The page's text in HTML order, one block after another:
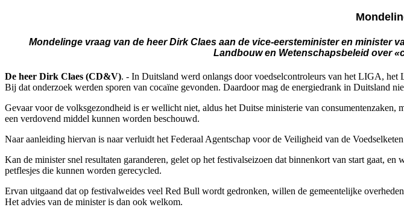
Mondelinge vraag van de heer Dirk Claes aan de vice-eersteminister en minister
Landbouw en Wetenschapsbeleid over
De heer Dirk Claes (CD&V). - In Duitsland werd onlangs door voedselcontroleurs van het LIGA,
Bij dat onderzoek werden sporen van cocaïne gevonden. Daardoor mag de energiedrank in Duitsland
Gevaar voor de volksgezondheid is er wellicht niet, aldus het Duitse ministerie van
een verdovend middel kunnen worden beschouwd.
Naar aanleiding hiervan is naar verluidt het Federaal Agentschap voor de Veiligheid van de
Kan de minister snel resultaten garanderen, gelet op het festivalseizoen dat binnenkort van start gaat,
petflesjes die kunnen worden gerecycled.
Ervan uitgaand dat op festivalweides veel Red Bull wordt gedronken, willen de gemeentelijke
Het advies van de minister is dan ook welkom.